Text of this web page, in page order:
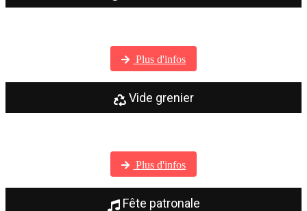
Plus d'infos
Vide grenier
Plus d'infos
Fête patronale